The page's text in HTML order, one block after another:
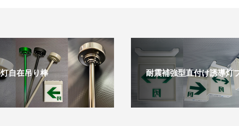
自在吊り棒 耐震補強型直付け誘導灯